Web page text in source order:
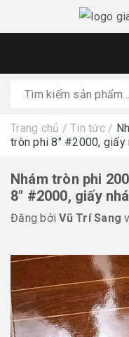
Trang chủ / Tin tức /
tròn phi 8" #2000, giấy
Nhám tròn phi
8" #2000, giấy
Đăng bởiVũ Trí Sang